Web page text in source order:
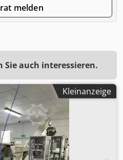
melden
Sie auch interessieren.
Kleinanzeige